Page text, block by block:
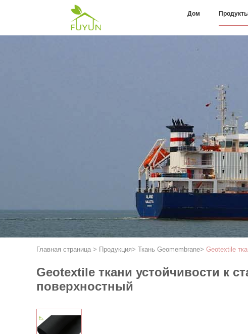
Дом
Главная страница > Продукция> Ткань Geomembrane> Geotextile
Geotextile ткани устойчивости к
поверхностный